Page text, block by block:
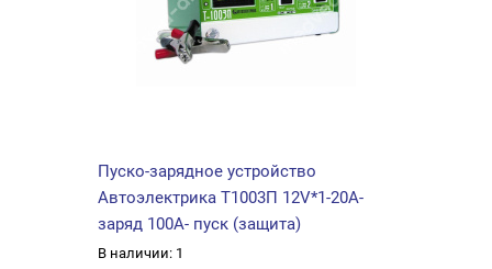
Пуско-зарядное устройство
Автоэлектрика Т1003П 12V*1-20А-
заряд 100А- пуск (защита)
В наличии: 1